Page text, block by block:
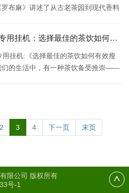
布麻》讲述了从古老茶园到现代香料
安信12专用挂机：选择最佳的茶饮如何有效瘦身
用挂机:《选择最佳的茶饮如何有效瘦
们的生活中，有一种茶饮备受推崇——
2 3 4 下一页 末页
限公司 版权所有
号-1